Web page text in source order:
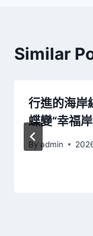
Similar
行進的海岸
蝶變“幸福
By admin